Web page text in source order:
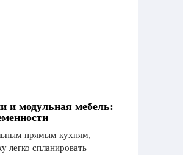
и модульная мебель:
прямым кухням,
легко спланировать